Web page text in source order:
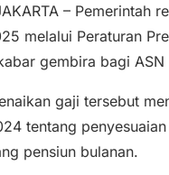
– Pemerintah
melalui Peraturan
gembira bagi
gaji tersebut
tentang
pensiun bulanan.